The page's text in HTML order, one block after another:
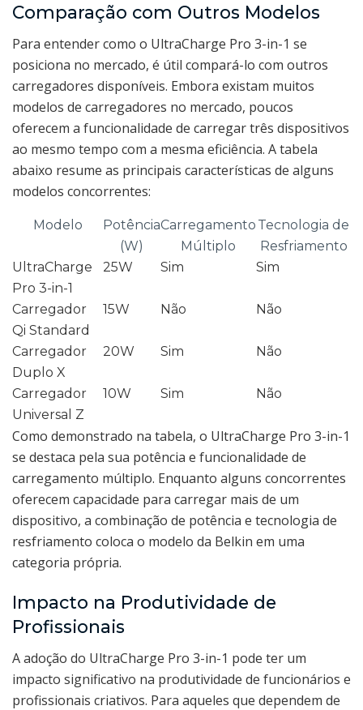
Comparação com Outros Modelos
Para entender como o UltraCharge Pro 3-in-1 se
posiciona no mercado, é útil compará-lo com outros
carregadores disponíveis. Embora existam muitos
modelos de carregadores no mercado, poucos
oferecem a funcionalidade de carregar três dispositivos
ao mesmo tempo com a mesma eficiência. A tabela
abaixo resume as principais características de alguns
modelos concorrentes:
Modelo
Potência
(W)
Carregamento
Múltiplo
Tecnologia de
Resfriamento
UltraCharge
Pro 3-in-1
25W Sim Sim
Carregador
Qi Standard
15W Não Não
Carregador
Duplo X
20W Sim Não
Carregador
Universal Z
10W Sim Não
Como demonstrado na tabela, o UltraCharge Pro 3-in-1
se destaca pela sua potência e funcionalidade de
carregamento múltiplo. Enquanto alguns concorrentes
oferecem capacidade para carregar mais de um
dispositivo, a combinação de potência e tecnologia de
resfriamento coloca o modelo da Belkin em uma
categoria própria.
Impacto na Produtividade de
Profissionais
A adoção do UltraCharge Pro 3-in-1 pode ter um
impacto significativo na produtividade de funcionários e
profissionais criativos. Para aqueles que dependem de